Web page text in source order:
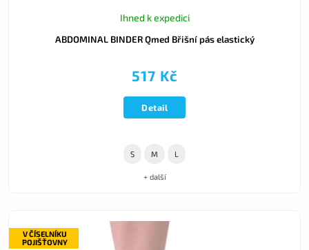
ABDOMINAL BINDER Qmed Břišní pás elastický
Ihned k expedici
517 Kč
Detail
S M L
+ další
V ČÍSELNÍKU
POJIŠŤOVNY